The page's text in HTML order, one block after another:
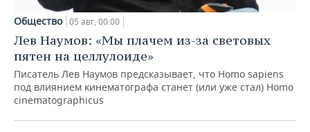
Общество 05 авг, 00:00
Лев Наумов: «Мы плачем из-за световых
пятен на целлулоиде»
Писатель Лев Наумов предсказывает, что Homo sapiens
под влиянием кинематографа станет (или уже стал) Homo
cinematographicus